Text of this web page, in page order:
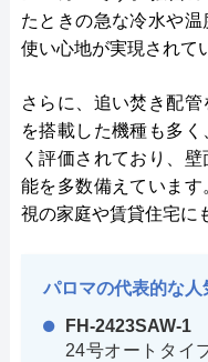
たときの急な冷水や
使い心地が実現されて
さらに、追い焚き配
を搭載した機種も多
く評価されており、
能を多数備えていま
視の家庭や賃貸住宅に
パロマの代表的な
FH-2423SAW-1
24号オートタイ